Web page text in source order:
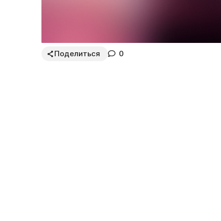
Поделиться 0